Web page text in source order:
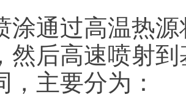
涂通过高温热
然后高速喷射
，主要分为：